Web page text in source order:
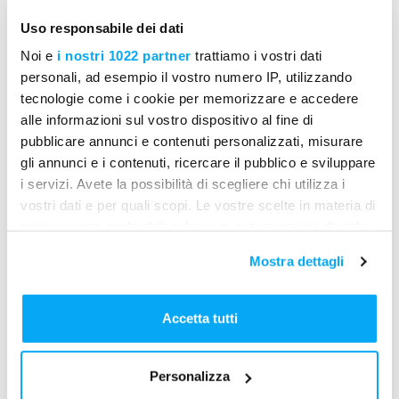
Uso responsabile dei dati
Noi e i nostri 1022 partner trattiamo i vostri dati
personali, ad esempio il vostro numero IP, utilizzando
tecnologie come i cookie per memorizzare e accedere
alle informazioni sul vostro dispositivo al fine di
pubblicare annunci e contenuti personalizzati, misurare
gli annunci e i contenuti, ricercare il pubblico e sviluppare
i servizi. Avete la possibilità di scegliere chi utilizza i
vostri dati e per quali scopi. Le vostre scelte in materia di
modificare o revocare il proprio consenso in qualsiasi
momento dalla Dichiarazione sui cookie o facendo clic
sull'icona di attivazione della privacy.
Con il tuo consenso, vorremmo anche:
raccogliere informazioni sulla tua posizione
Mostra dettagli
Accetta tutti
Personalizza
Ogni azienda può configurare gli stati
secondo il proprio metodo di lavoro.
Gli stati aiutano a capire immediatamente
cosa è risolto, cosa è bloccato e cosa
richiede attenzione.
Visualizzazione Kanban: controllo totale delle
attività
Tutte le azioni sono visualizzate in una
Perfetto per monitorare carichi di lavoro,